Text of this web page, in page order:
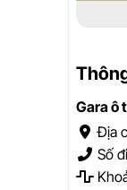
Gara ô
Địa
Số